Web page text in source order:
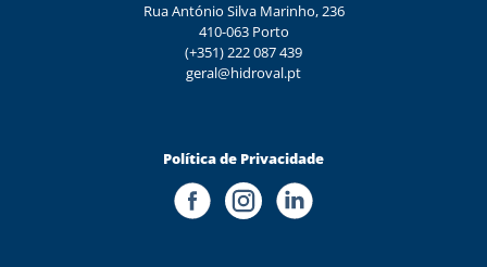
Rua António Silva Marinho, 236
410-063 Porto
(+351) 222 087 439
geral@hidroval.pt
Política de Privacidade